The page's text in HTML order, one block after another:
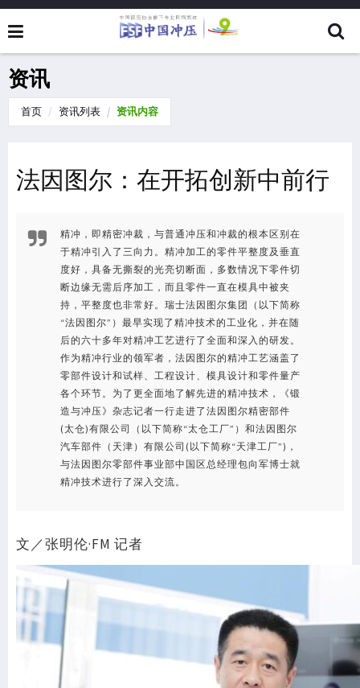
资讯
首页 资讯列表 资讯内容
法因图尔：在开拓创新中前行
精冲，即精密冲裁，与普通冲压和冲裁的根本区别在
于精冲引入了三向力。精冲加工的零件平整度及垂直
度好，具备无撕裂的光亮切断面，多数情况下零件切
断边缘无需后序加工，而且零件一直在模具中被夹
持，平整度也非常好。瑞士法因图尔集团（以下简称
“法因图尔”）最早实现了精冲技术的工业化，并在随
后的六十多年对精冲工艺进行了全面和深入的研发。
作为精冲行业的领军者，法因图尔的精冲工艺涵盖了
零部件设计和试样、工程设计、模具设计和零件量产
各个环节。为了更全面地了解先进的精冲技术，《锻
造与冲压》杂志记者一行走进了法因图尔精密部件
(太仓)有限公司（以下简称“太仓工厂”）和法因图尔
汽车部件（天津）有限公司(以下简称“天津工厂”)，
与法因图尔零部件事业部中国区总经理包向军博士就
精冲技术进行了深入交流。
文／张明伦·FM 记者